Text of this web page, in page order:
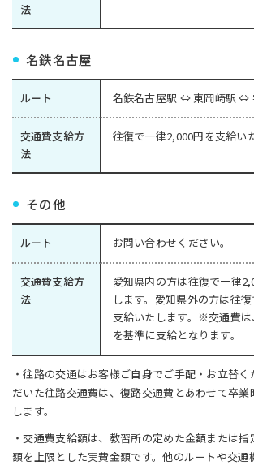
法
名鉄名古屋
ルート 名鉄名古屋駅 ⇔ 東岡崎駅
交通費支給方
法
往復で一律2,000円を支給い
その他
ルート お問い合わせください。
交通費支給方
法
愛知県内の方は往復で一律
します。愛知県外の方は往
支給いたします。※交通費
を基準に支給となります。
・往路の交通はお客様ご自身でご手配・お立替
だいた往路交通費は、復路交通費とあわせて卒業
します。
・交通費支給額は、教習所の定めた金額または
額を上限とした実費金額です。他のルートや交通